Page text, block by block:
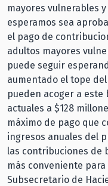
mayores vulnerables
esperamos sea
el pago de
adultos mayores
puede seguir
aumentado el tope
pueden acoger a este
actuales a $128
máximo de pago que
ingresos anuales del
las contribuciones de
más conveniente
Subsecretario de